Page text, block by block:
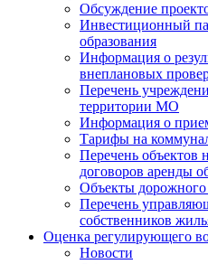
Обсуждение
Инвестиционный
образования
Информация о
внеплановых
Перечень
территории МО
Информация о
Тарифы на
Перечень объектов
договоров аренды
Объекты дорожного
Перечень
собственников
Оценка регулирующего
Новости